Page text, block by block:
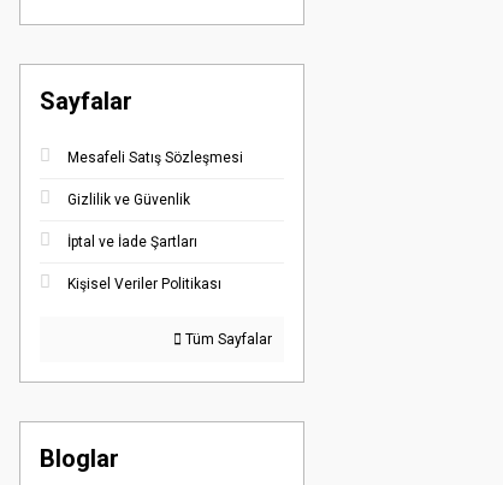
Sayfalar
Mesafeli Satış Sözleşmesi
Gizlilik ve Güvenlik
İptal ve İade Şartları
Kişisel Veriler Politikası
Tüm Sayfalar
Bloglar